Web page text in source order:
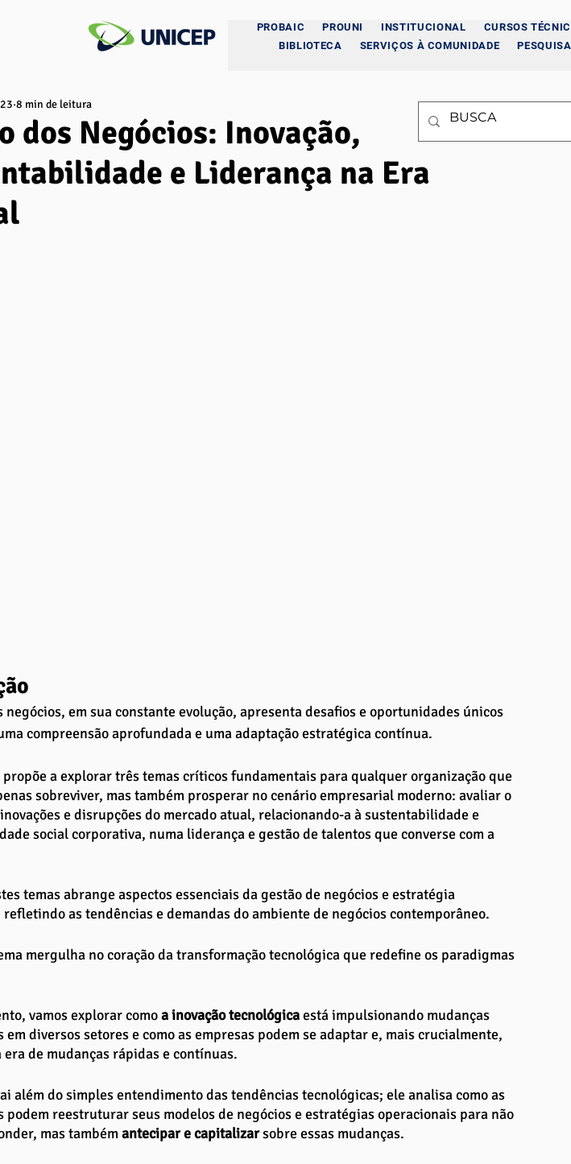
PROBAIC PROUNI INSTITUCIONAL CURSOS
BIBLIOTECA
SERVIÇOS À COMUNIDADE
dos Negócios: Inovação,
e Liderança na Era
8 min de leitura
negócios, em sua constante evolução, apresenta desafios e oportunidades únicos
compreensão aprofundada e uma adaptação estratégica contínua.
propõe a explorar três temas críticos fundamentais para qualquer organização que
sobreviver, mas também prosperar no cenário empresarial moderno: avaliar o
e disrupções do mercado atual, relacionando-a à sustentabilidade e
social corporativa, numa liderança e gestão de talentos que converse com a
temas abrange aspectos essenciais da gestão de negócios e estratégia
as tendências e demandas do ambiente de negócios contemporâneo.
mergulha no coração da transformação tecnológica que redefine os paradigmas
vamos explorar como a inovação tecnológica está impulsionando mudanças
diversos setores e como as empresas podem se adaptar e, mais crucialmente,
de mudanças rápidas e contínuas.
além do simples entendimento das tendências tecnológicas; ele analisa como as
podem reestruturar seus modelos de negócios e estratégias operacionais para não
mas também antecipar e capitalizar sobre essas mudanças.